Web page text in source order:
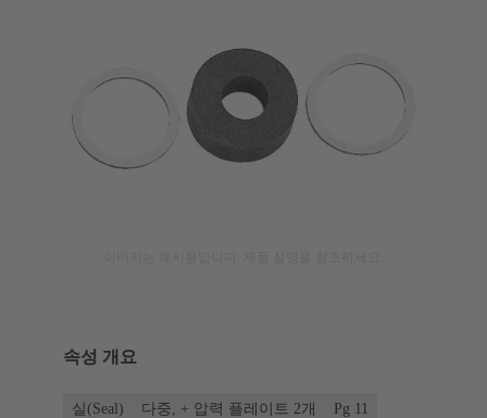
속성 개요
실(Seal) 다중, + 압력 플레이트 2개
Pg 11